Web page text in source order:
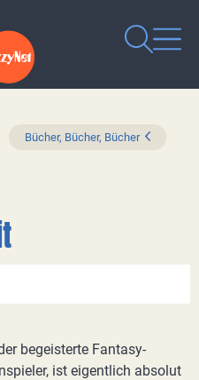
Bücher, Bücher, Bücher
begeisterte Fantasy-
ist eigentlich absolut